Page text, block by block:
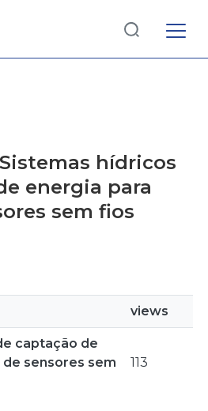
hídricos
energia para
sem fios
views
captação de
sensores sem
113